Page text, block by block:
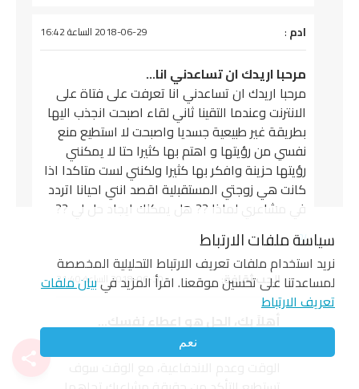
سياسة ملفات الارتباط
نريد استخدام ملفات تعريف الارتباط التحليلية المخصصة
لمساعدتنا على تحسين موقعنا. اقرأ المزيد فيبيان ملفات
تعريف الارتباط
نعم
يقول
ادم: 2018-06-29 الساعة 16:42
مرحبا اريدك ان تساعدني انا…
مرحبا اريدك ان تساعدني انا تعرفت على فتاة على
الانترنت وعندما التقينا ثاني لقاء اصبحت انجذب اليها
بطريقة غير طبيعية جسديا واصبحت لا استطيع منع
نفسي من رؤيتها و اهتم بها كثيرا حتا لا يمكنني
رؤيتها حزينة وافكر بها كثيرا ولكنني لست متاكدا اذا
كانت هي زوجتي المستقبلية اقصد انني احيانا اتردد
في مشاعري لماذا ?? هل يمكنك ايجاد حل لي ??
رد
يقول
الحب ثقافة: 2018-06-30 الساعة 21:40
أهلاً بك، الحل هو إعطاء نفسك المزيد من